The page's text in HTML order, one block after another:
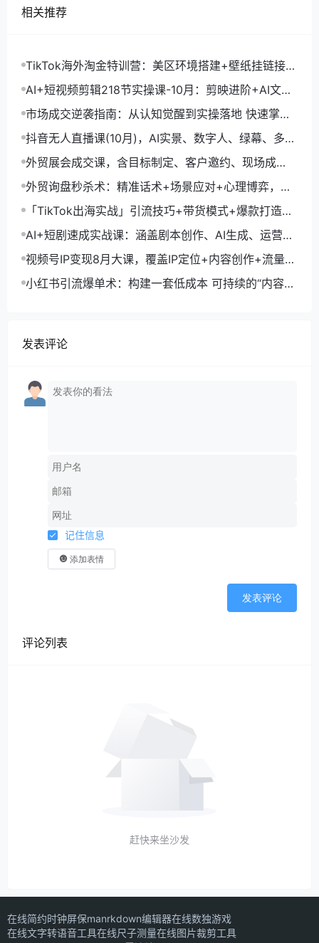
相关推荐
TikTok海外淘金特训营：美区环境搭建+壁纸挂链接
+剪映数字人，月入1.5万
AI+短视频剪辑218节实操课-10月：剪映进阶+AI文案
生成+账号运营，月入2万
市场成交逆袭指南：从认知觉醒到实操落地 快速掌握
市场开拓与成交核心能力
抖音无人直播课(10月)，AI实景、数字人、绿幕、多种
玩法、24小时自动盈利
外贸展会成交课，含目标制定、客户邀约、现场成
交，系统化SOP提升参展ROI
外贸询盘秒杀术：精准话术+场景应对+心理博弈，单
月询盘转化率提升200%
「TikTok出海实战」引流技巧+带货模式+爆款打造，
单月变现10万+秘籍
AI+短剧速成实战课：涵盖剧本创作、AI生成、运营变
现，单部剧收益破万
视频号IP变现8月大课，覆盖IP定位+内容创作+流量获
取+合规运营+商业转化
小红书引流爆单术：构建一套低成本 可持续的“内容-
发表评论
记住信息
添加表情
发表评论
评论列表
赶快来坐沙发
在线简约时钟屏保manrkdown编辑器在线数独游戏
在线文字转语音工具在线尺子测量在线图片裁剪工具